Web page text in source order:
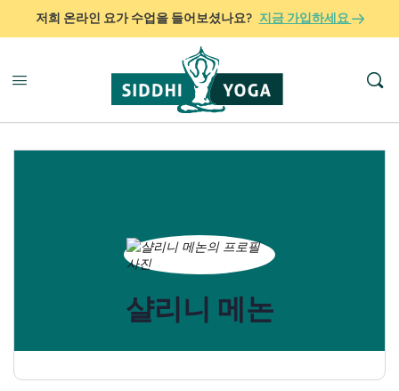
저희 온라인 요가 수업을 들어보셨나요? 지금 가입하세요
샬리니 메논